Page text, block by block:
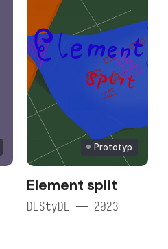
Prototyp
Element split
DEStyDE — 2023